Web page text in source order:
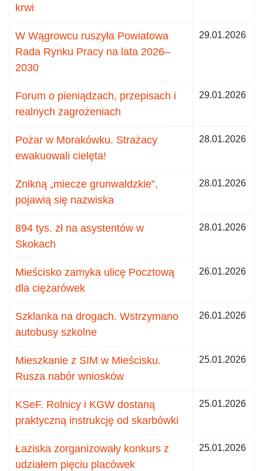
krwi
W Wągrowcu ruszyła Powiatowa
Rada Rynku Pracy na lata 2026–
2030
29.01.2026
Forum o pieniądzach, przepisach i
realnych zagrożeniach
29.01.2026
Pożar w Morakówku. Strażacy
ewakuowali cielęta!
28.01.2026
Znikną „miecze grunwaldzkie”,
pojawią się nazwiska
28.01.2026
894 tys. zł na asystentów w
Skokach
28.01.2026
Mieścisko zamyka ulicę Pocztową
dla ciężarówek
26.01.2026
Szklanka na drogach. Wstrzymano
autobusy szkolne
26.01.2026
Mieszkanie z SIM w Mieścisku.
Rusza nabór wniosków
25.01.2026
KSeF. Rolnicy i KGW dostaną
praktyczną instrukcję od skarbówki
25.01.2026
Łaziska zorganizowały konkurs z
udziałem pięciu placówek
25.01.2026